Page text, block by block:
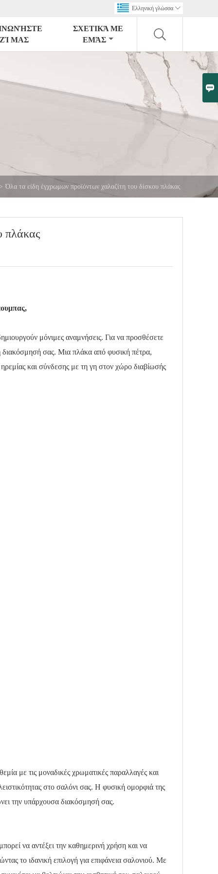

Ελληνική γλώσσα 
ΜΑΣ
ΣΧΕΤΙΚΆ ΜΕ
ΕΜΆΣ
> Όλα τα είδη έγχρωμων προϊόντων χαλαζίτη του δίσκου πλάκας
πλάκας
μόνιμες αναμνήσεις. Για να προσθέσετε
διακόσμησή σας. Μια πλάκα από φυσική πέτρα,
και σύνδεσης με τη γη στον χώρο διαβίωσής
με τις μοναδικές χρωματικές παραλλαγές και
στο σαλόνι σας. Η φυσική ομορφιά της
την υπάρχουσα διακόσμησή σας.
να αντέξει την καθημερινή χρήση και να
το ιδανική επιλογή για επιφάνεια σαλονιού. Με